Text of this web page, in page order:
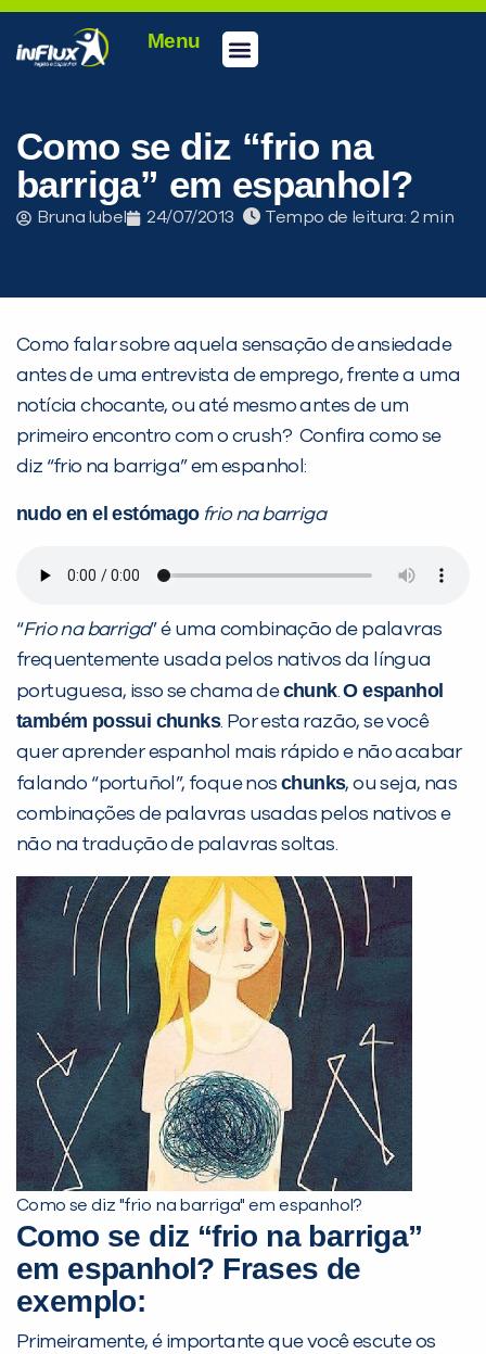
Menu
Como se diz “frio na
barriga” em espanhol?
Bruna Iubel 24/07/2013 Tempo de leitura:
Como falar sobre aquela sensação de ansiedade
antes de uma entrevista de emprego, frente a uma
notícia chocante, ou até mesmo antes de um
primeiro encontro com o crush? Confira como se
diz “frio na barriga” em espanhol:
nudo en el estómago frio na barriga
“Frio na barriga” é uma combinação de palavras
frequentemente usada pelos nativos da língua
portuguesa, isso se chama dechunk.O espanhol
também possui chunks. Por esta razão, se você
quer aprender espanhol mais rápido e não acabar
falando “portuñol”, foque nos chunks, ou seja, nas
combinações de palavras usadas pelos nativos e
não na tradução de palavras soltas.
Como se diz "frio na barriga" em espanhol?
Como se diz “frio na barriga”
em espanhol? Frases de
exemplo:
Primeiramente, é importante que você escute os
Não encontramos nenhuma unidade
inFlux nesta cidade ou bairro que
você digitou.
Preencha com seus dados abaixo e
já vamos te colocar em contato
com a
Você é aluno inFlux?
Sim